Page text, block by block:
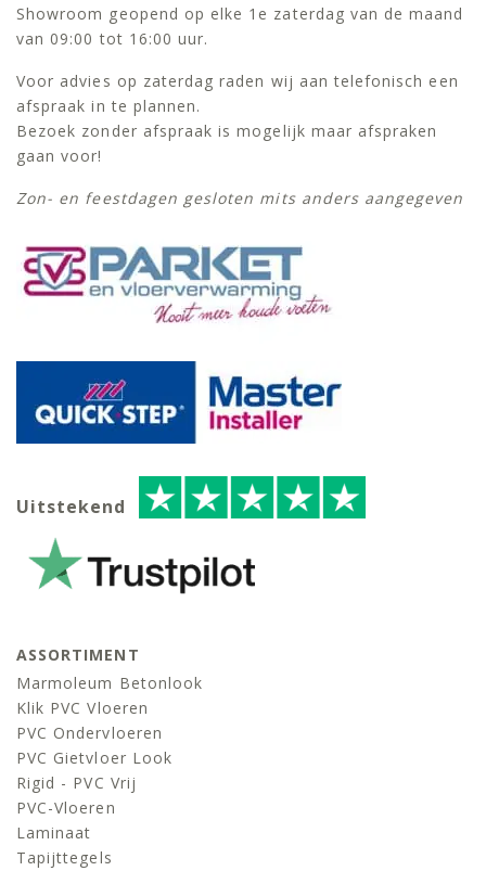
Showroom geopend op elke 1e zaterdag van de maand
van 09:00 tot 16:00 uur.
Voor advies op zaterdag raden wij aan telefonisch een
afspraak in te plannen.
Bezoek zonder afspraak is mogelijk maar afspraken
gaan voor!
Zon- en feestdagen gesloten mits anders aangegeven
Uitstekend
ASSORTIMENT
Marmoleum Betonlook
Klik PVC Vloeren
PVC Ondervloeren
PVC Gietvloer Look
Rigid - PVC Vrij
PVC-Vloeren
Laminaat
Tapijttegels